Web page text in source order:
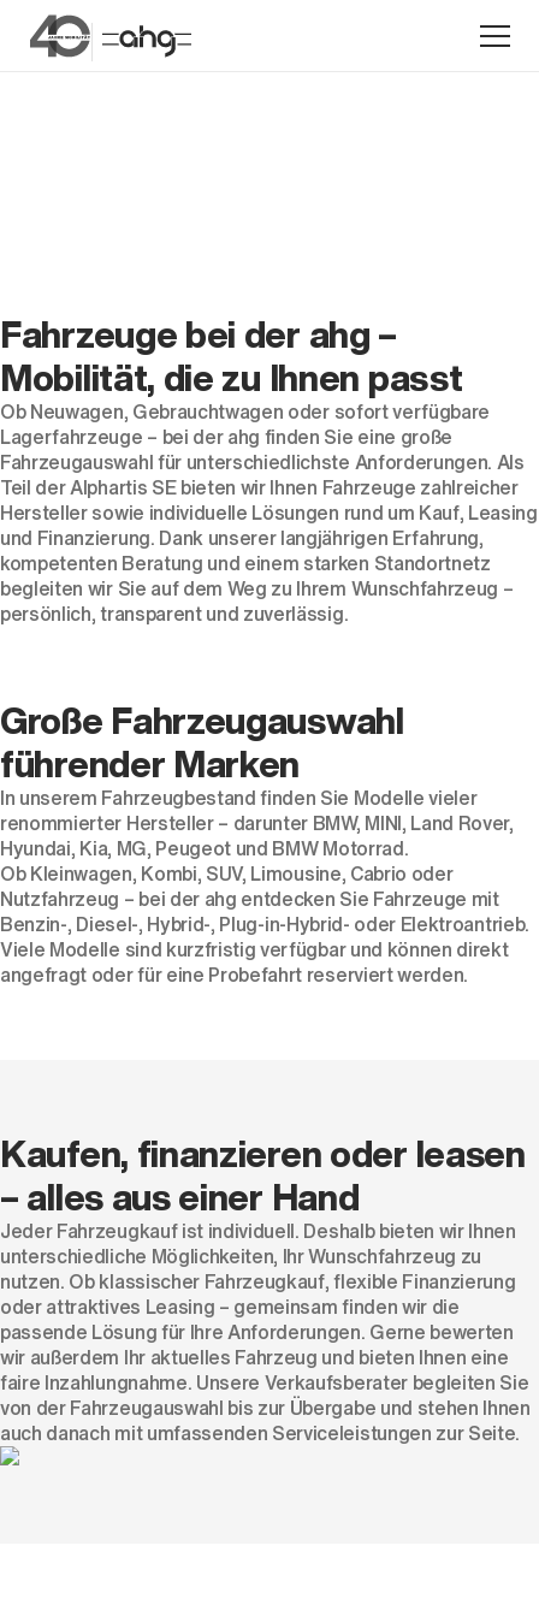
Unternehmen
Standorte
Karriere
News
Der neue BMW X5.
Geschaffen, um vorauszugehen.
Fahrzeuge bei der ahg –
Mobilität, die zu Ihnen passt
ObNeuwagen, Gebrauchtwagen oder sofort verfügbare
Lagerfahrzeuge – bei der ahg finden Sie eine große
Fahrzeugauswahl für unterschiedlichste Anforderungen. Als
Teil der Alphartis SE bieten wir Ihnen Fahrzeuge zahlreicher
Hersteller sowie individuelle Lösungen rund um Kauf, Leasing
und Finanzierung. Dank unserer langjährigen Erfahrung,
kompetenten Beratung und einem starken Standortnetz
begleiten wir Sie auf dem Weg zu Ihrem Wunschfahrzeug –
persönlich, transparent und zuverlässig.
Große Fahrzeugauswahl
führender Marken
In unserem Fahrzeugbestand finden Sie Modelle vieler
renommierter Hersteller – darunter BMW, MINI, Land Rover,
Hyundai, Kia, MG, Peugeot und BMW Motorrad.
ObKleinwagen, Kombi, SUV, Limousine, Cabrio oder
Nutzfahrzeug – bei der ahg entdecken Sie Fahrzeuge mit
Benzin-, Diesel-, Hybrid-, Plug-in-Hybrid- oder Elektroantrieb.
Viele Modelle sind kurzfristig verfügbar und können direkt
angefragt oder für eine Probefahrt reserviert werden.
Kaufen, finanzieren oder leasen
– alles aus einer Hand
Jeder Fahrzeugkauf ist individuell. Deshalb bieten wir Ihnen
unterschiedliche Möglichkeiten, Ihr Wunschfahrzeug zu
nutzen. Ob klassischer Fahrzeugkauf, flexible Finanzierung
oder attraktives Leasing – gemeinsam finden wir die
passende Lösung für Ihre Anforderungen. Gerne bewerten
wir außerdem Ihr aktuelles Fahrzeug und bieten Ihnen eine
faire Inzahlungnahme. Unsere Verkaufsberater begleiten Sie
von der Fahrzeugauswahl bis zur Übergabe und stehen Ihnen
auch danach mit umfassenden Serviceleistungen zur Seite.